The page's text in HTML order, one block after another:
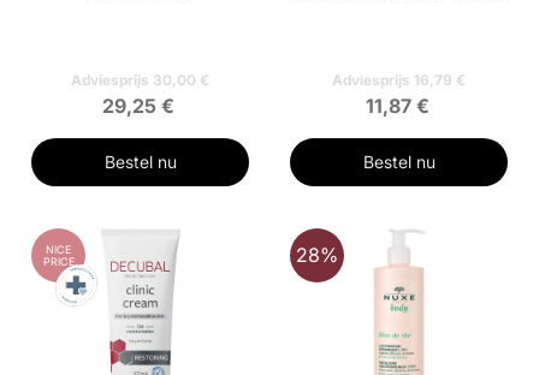
Adviesprijs 30,00 €
29,25 €
Bestel nu
Adviesprijs 16,79 €
11,87 €
Bestel nu
NICE
PRICE
28%